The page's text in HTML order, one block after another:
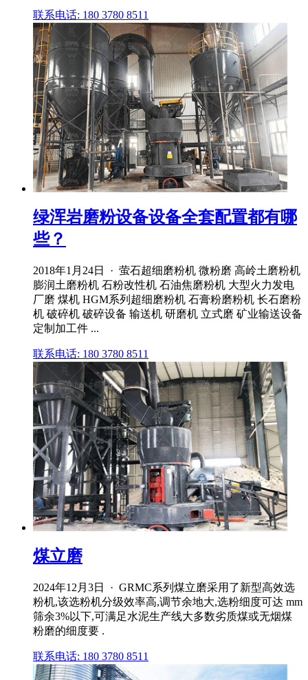
联系电话: 180 3780 8511
绿浑岩磨粉设备设备全套配置都有哪
些？
2018年1月24日 · 萤石超细磨粉机 微粉磨 高岭土磨粉机
膨润土磨粉机 石粉改性机 石油焦磨粉机 大型火力发电
厂磨 煤机 HGM系列超细磨粉机 石膏粉磨粉机 长石磨粉
机 破碎机 破碎设备 输送机 研磨机 立式磨 矿业输送设备
定制加工件 ...
联系电话: 180 3780 8511
煤立磨
2024年12月3日 · GRMC系列煤立磨采用了新型高效选
粉机,该选粉机分级效率高,调节余地大,选粉细度可达 mm
筛余3%以下,可满足水泥生产线大多数劣质煤或无烟煤
粉磨的细度要 .
联系电话: 180 3780 8511